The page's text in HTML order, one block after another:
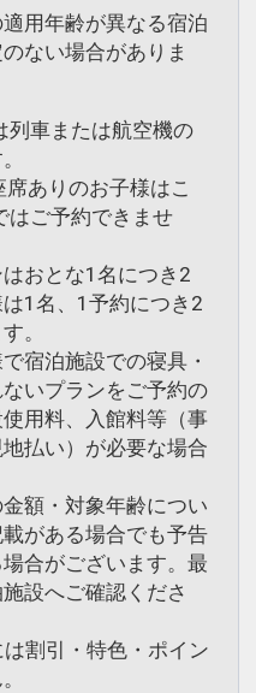
用年齢が異なる宿泊
ない場合がありま
列車または航空機の
席ありのお子様はこ
はご予約できませ
はおとな1名につき2
1名、1予約につき2
。
宿泊施設での寝具・
いプランをご予約の
用料、入館料等（事
払い）が必要な場合
金額・対象年齢につい
がある場合でも予告
合がございます。最
設へご確認くださ
は割引・特色・ポイン